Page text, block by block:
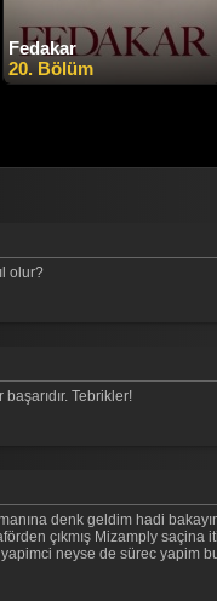
Fedakar
20. Bölüm
olur?
Tebrikler!
denk geldim hadi
çıkmış Mizamply
neyse de sürec yapim